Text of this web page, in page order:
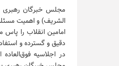
مجلس خبرگان رهبری
امامین انقلاب را
در اجلاسیه